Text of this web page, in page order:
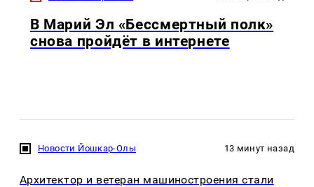
В Марий Эл «Бессмертный полк»
снова пройдёт в интернете
Новости Йошкар-Олы 13 минут назад
Архитектор и ветеран машиностроения стали